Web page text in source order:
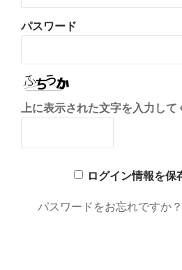
パスワード
上に表示された文字を入力して
ログイン情報を保
パスワードをお忘れですか